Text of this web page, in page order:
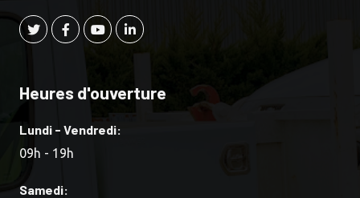
Heures d'ouverture
Lundi - Vendredi:
09h - 19h
Samedi: